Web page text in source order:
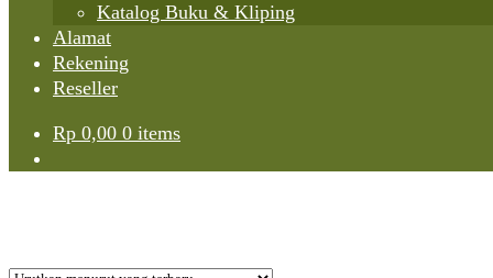
Katalog Buku & Kliping
Alamat
Rekening
Reseller
Rp 0,00 0 items